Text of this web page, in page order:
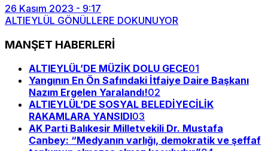
26 Kasım 2023 - 9:17
ALTIEYLÜL GÖNÜLLERE DOKUNUYOR
MANŞET HABERLERİ
ALTIEYLÜL’DE MÜZİK DOLU GECE01
Yangının En Ön Safındaki İtfaiye Daire Başkanı
Nazım Ergelen Yaralandı!02
ALTIEYLÜL’DE SOSYAL BELEDİYECİLİK
RAKAMLARA YANSIDI03
AK Parti Balıkesir Milletvekili Dr. Mustafa
Canbey: “Medyanın varlığı, demokratik ve şeffaf